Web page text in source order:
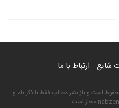
شایع ارتباط با ما
است و باز نشر مطالب فقط با ذکر نام و